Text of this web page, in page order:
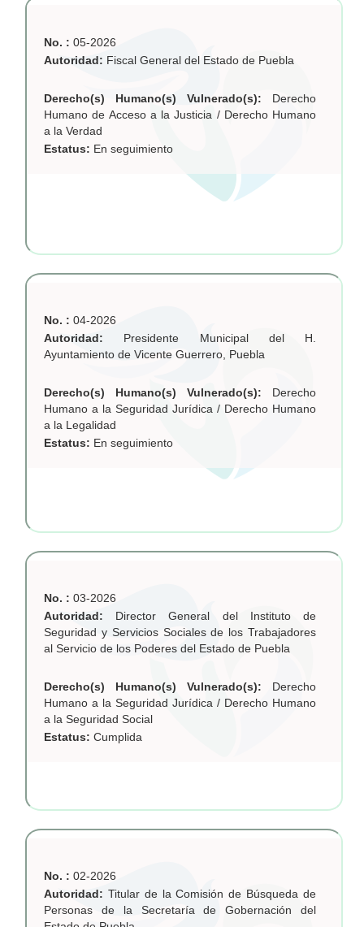
No. : 05-2026
Autoridad: Fiscal General del Estado de Puebla
Derecho(s) Humano(s) Vulnerado(s): Derecho
Humano de Acceso a la Justicia / Derecho Humano
a la Verdad
Estatus: En seguimiento
No. : 04-2026
Autoridad: Presidente Municipal del H.
Ayuntamiento de Vicente Guerrero, Puebla
Derecho(s) Humano(s) Vulnerado(s): Derecho
Humano a la Seguridad Jurídica / Derecho Humano
a la Legalidad
Estatus: En seguimiento
No. : 03-2026
Autoridad: Director General del Instituto de
Seguridad y Servicios Sociales de los Trabajadores
al Servicio de los Poderes del Estado de Puebla
Derecho(s) Humano(s) Vulnerado(s): Derecho
Humano a la Seguridad Jurídica / Derecho Humano
a la Seguridad Social
Estatus: Cumplida
No. : 02-2026
Autoridad: Titular de la Comisión de Búsqueda de
Personas de la Secretaría de Gobernación del